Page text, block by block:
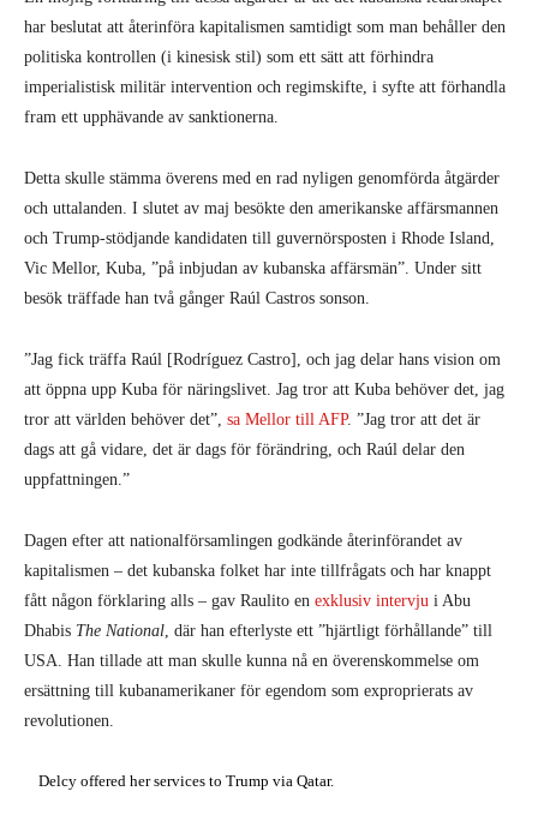
har beslutat att återinföra kapitalismen samtidigt som man behåller den
politiska kontrollen (i kinesisk stil) som ett sätt att förhindra
imperialistisk militär intervention och regimskifte, i syfte att förhandla
fram ett upphävande av sanktionerna.
Detta skulle stämma överens med en rad nyligen genomförda åtgärder
och uttalanden. I slutet av maj besökte den amerikanske affärsmannen
och Trump-stödjande kandidaten till guvernörsposten i Rhode Island,
Vic Mellor, Kuba, ”på inbjudan av kubanska affärsmän”. Under sitt
besök träffade han två gånger Raúl Castros sonson.
”Jag fick träffa Raúl [Rodríguez Castro], och jag delar hans vision om
att öppna upp Kuba för näringslivet. Jag tror att Kuba behöver det, jag
tror att världen behöver det”, sa Mellor till AFP. ”Jag tror att det är
dags att gå vidare, det är dags för förändring, och Raúl delar den
uppfattningen.”
Dagen efter att nationalförsamlingen godkände återinförandet av
kapitalismen – det kubanska folket har inte tillfrågats och har knappt
fått någon förklaring alls – gav Raulito en exklusiv intervju i Abu
Dhabis The National , där han efterlyste ett ”hjärtligt förhållande” till
USA. Han tillade att man skulle kunna nå en överenskommelse om
ersättning till kubanamerikaner för egendom som exproprierats av
revolutionen.
Delcy offered her services to Trump via Qatar.